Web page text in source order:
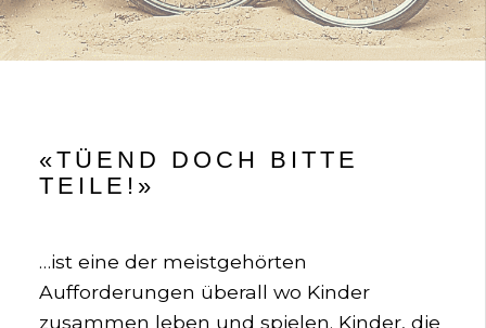
«TÜEND DOCH BITTE
TEILE!»
…ist eine der meistgehörten
Aufforderungen überall wo Kinder
zusammen leben und spielen. Kinder, die